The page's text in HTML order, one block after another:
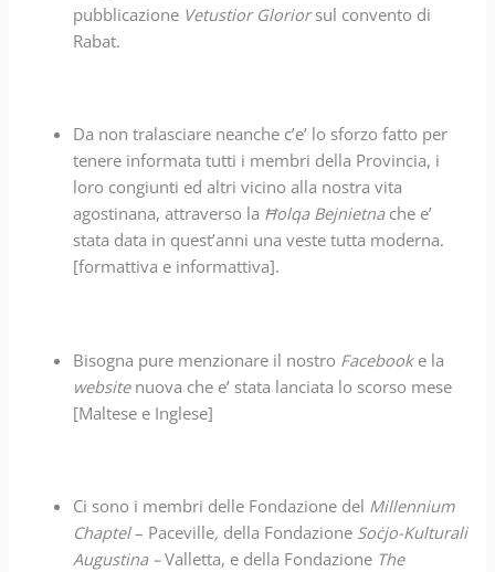
pubblicazione Vetustior Gloriorsul convento di
Rabat.
Da non tralasciare neanche c’e’ lo sforzo fatto per
tenere informata tutti i membri della Provincia, i
loro congiunti ed altri vicino alla nostra vita
agostinana, attraverso la Ħolqa Bejnietnache e’
stata data in quest’anni una veste tutta moderna.
[formattiva e informattiva].
Bisogna pure menzionare il nostro Facebooke la
website nuova che e’ stata lanciata lo scorso mese
[Maltese e Inglese]
Ci sono i membri delle Fondazione del Millennium
Chaptel– Paceville, della Fondazione Soċjo-Kulturali
Augustina –Valletta, e della Fondazione The